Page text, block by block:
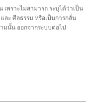
พราะไม่สามารถ ระบุได้ว่าเป็น
ะ ศีลธรรม หรือเป็นการกลั่น
มนั้น ออกจากระบบต่อไป